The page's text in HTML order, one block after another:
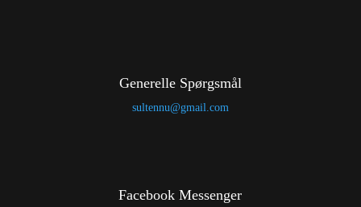
Generelle Spørgsmål
sultennu@gmail.com
Facebook Messenger